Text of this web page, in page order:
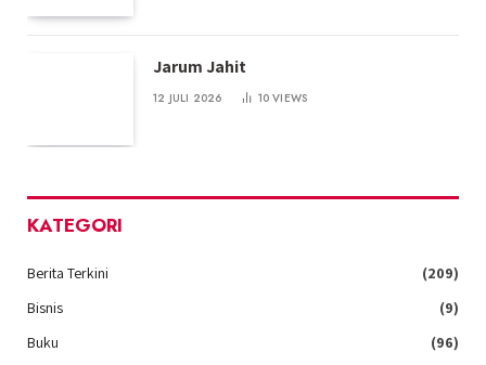
Jarum Jahit
12 JULI 2026 10VIEWS
KATEGORI
Berita Terkini
(209)
Bisnis
(9)
Buku
(96)